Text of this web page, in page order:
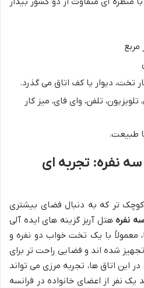
تخت، دیوار یا کف اتاق می گذرد.
تلفن، وای فای، میز کار
طبیعت.
سه نفره: تجربه ای
کوچک تر که به دنبال فضای بیشتری
سه نفره هتل آربز گزینه های ایده آلی
معمولاً با یک تخت خواب دو نفره و
شده اند و فضایی راحت تر برای
این اتاق ها، تجربه مرزی می تواند
نفر از اعضای خانواده در فرانسه